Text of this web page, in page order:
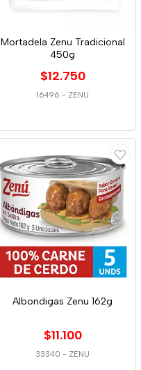
Mortadela Zenu Tradicional
450g
$12.750
16496 - ZENU
Albondigas Zenu 162g
$11.100
33340 - ZENU